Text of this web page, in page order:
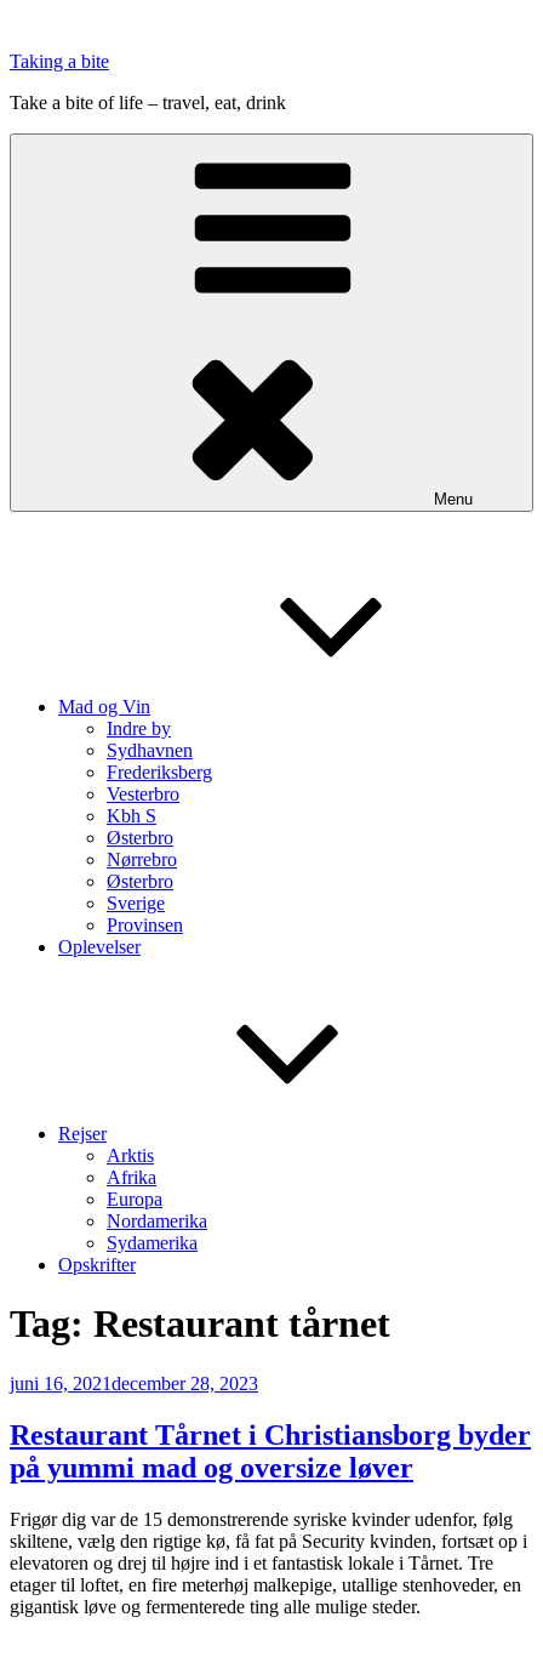
indhold
Taking a bite
Take a bite of life – travel, eat, drink
Menu
Mad og Vin
Indre by
Sydhavnen
Frederiksberg
Vesterbro
Kbh S
Østerbro
Nørrebro
Østerbro
Sverige
Provinsen
Oplevelser
Rejser
Arktis
Afrika
Europa
Nordamerika
Sydamerika
Opskrifter
Tag: Restaurant tårnet
Udgivet
juni 16, 2021december 28, 2023
Restaurant Tårnet i Christiansborg byder
på yummi mad og oversize løver
Frigør dig var de 15 demonstrerende syriske kvinder udenfor, følg
skiltene, vælg den rigtige kø, få fat på Security kvinden, fortsæt op i
elevatoren og drej til højre ind i et fantastisk lokale i Tårnet. Tre
etager til loftet, en fire meterhøj malkepige, utallige stenhoveder, en
gigantisk løve og fermenterede ting alle mulige steder.